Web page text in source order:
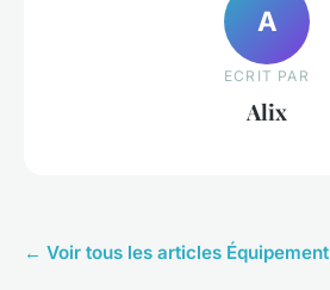
A
ECRIT PAR
Alix
← Voir tous les articles Équipement